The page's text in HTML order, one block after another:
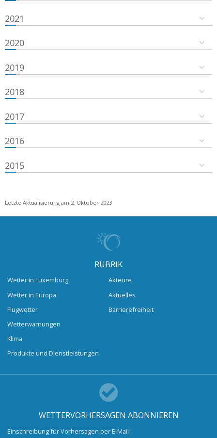
2021
2020
2019
2018
2017
2016
2015
Letzte Aktualisierung am 2. Oktober 2023
RUBRIK
Wetter in Luxemburg
Wetter in Europa
Flugwetter
Wetterwarnungen
Klima
Produkte und Dienstleistungen
Akteure
Aktuelles
Barrierefreiheit
WETTERVORHERSAGEN ABONNIEREN
Einschreibung für Vorhersagen per E-Mail